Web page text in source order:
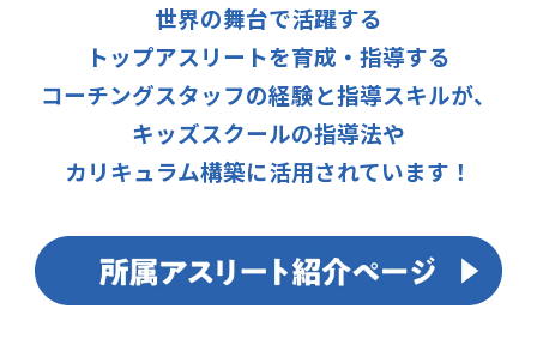
世界の舞台で活躍する
トップアスリートを育成・指導する
コーチングスタッフの経験と指導スキルが、
キッズスクールの指導法や
カリキュラム構築に活用されています！